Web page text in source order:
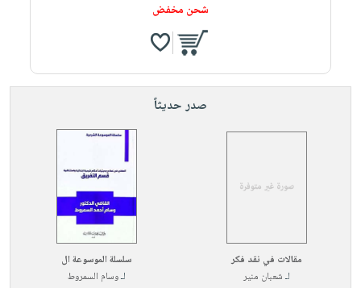
شحن مخفض
صدر حديثاً
مقالات في نقد فكر
لـشعبان منير
سلسلة الموسوعة ال
لـوسام السمروط